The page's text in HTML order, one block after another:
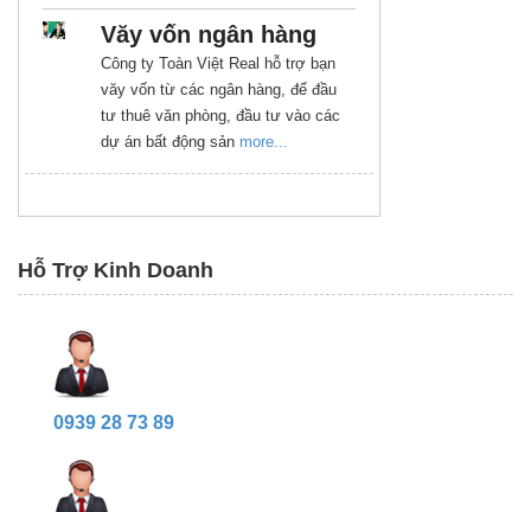
Văy vốn ngân hàng
Công ty Toàn Việt Real hỗ trợ bạn
văy vốn từ các ngân hàng, để đầu
tư thuê văn phòng, đầu tư vào các
dự án bất động sản more...
Hỗ Trợ Kinh Doanh
0939 28 73 89